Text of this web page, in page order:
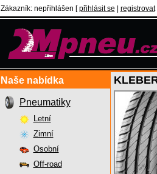
Zákazník: nepřihlášen [přihlásit se registrovat
Naše nabídka
Pneumatiky
Letní
Zimní
Osobní
Off-road